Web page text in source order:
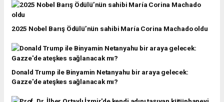
2025 Nobel Barış Ödülü’nün sahibi María Corina Machado oldu
Donald Trump ile Binyamin Netanyahu bir araya gelecek:
Gazze'de ateşkes sağlanacak mı?